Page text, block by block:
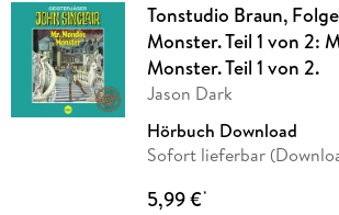
Tonstudio Braun,
Monster. Teil 1 von 2:
Monster. Teil 1 von 2.
Jason Dark
Hörbuch Download
Sofort lieferbar
5,99 €*